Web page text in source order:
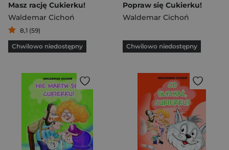
Masz rację Cukierku!
Waldemar Cichoń
8,1 (59)
Chwilowo niedostępny
Popraw się Cukierku!
Waldemar Cichoń
Chwilowo niedostępny